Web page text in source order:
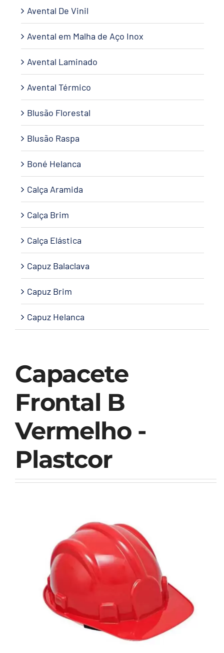
Capacete
Frontal B
Vermelho -
Plastcor
Avental De Vinil
Avental em Malha de Aço Inox
Avental Laminado
Avental Térmico
Blusão Florestal
Blusão Raspa
Boné Helanca
Calça Aramida
Calça Brim
Calça Elástica
Capuz Balaclava
Capuz Brim
Capuz Helanca